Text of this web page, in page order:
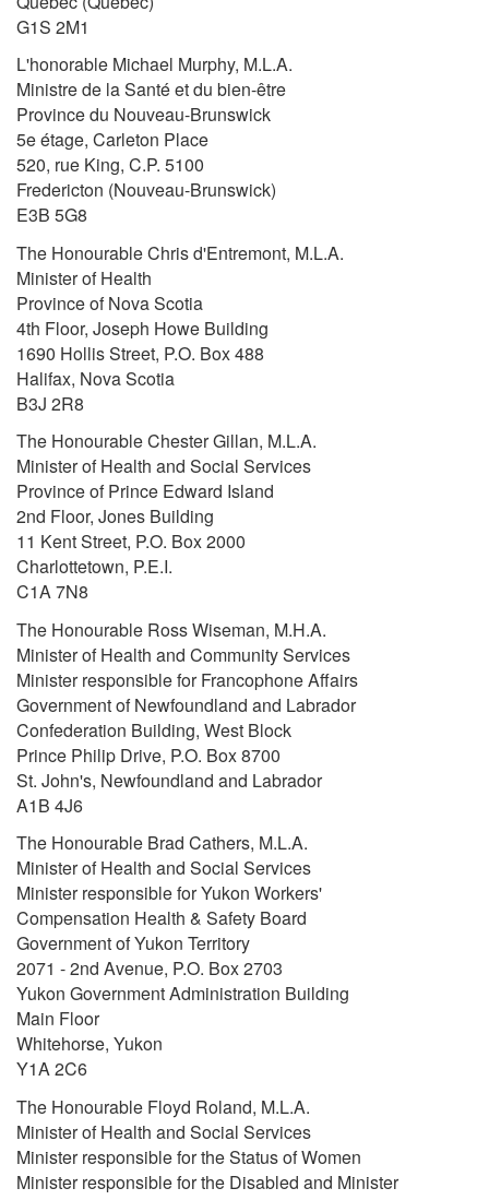
G1S 2M1
L'honorable Michael Murphy, M.L.A.
Ministre de la Santé et du bien-être
Province du Nouveau-Brunswick
5e étage, Carleton Place
520, rue King, C.P. 5100
Fredericton (Nouveau-Brunswick)
E3B 5G8
The Honourable Chris d'Entremont, M.L.A.
Minister of Health
Province of Nova Scotia
4th Floor, Joseph Howe Building
1690 Hollis Street, P.O. Box 488
Halifax, Nova Scotia
B3J 2R8
The Honourable Chester Gillan, M.L.A.
Minister of Health and Social Services
Province of Prince Edward Island
2nd Floor, Jones Building
11 Kent Street, P.O. Box 2000
Charlottetown, P.E.I.
C1A 7N8
The Honourable Ross Wiseman, M.H.A.
Minister of Health and Community Services
Minister responsible for Francophone Affairs
Government of Newfoundland and Labrador
Confederation Building, West Block
Prince Philip Drive, P.O. Box 8700
St. John's, Newfoundland and Labrador
A1B 4J6
The Honourable Brad Cathers, M.L.A.
Minister of Health and Social Services
Minister responsible for Yukon Workers'
Compensation Health & Safety Board
Government of Yukon Territory
2071 - 2nd Avenue, P.O. Box 2703
Yukon Government Administration Building
Main Floor
Whitehorse, Yukon
Y1A 2C6
The Honourable Floyd Roland, M.L.A.
Minister of Health and Social Services
Minister responsible for the Status of Women
Minister responsible for the Disabled and Minister